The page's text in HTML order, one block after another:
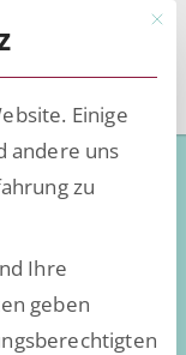
Mit
Einige
andere uns
zu
Ihre
geben